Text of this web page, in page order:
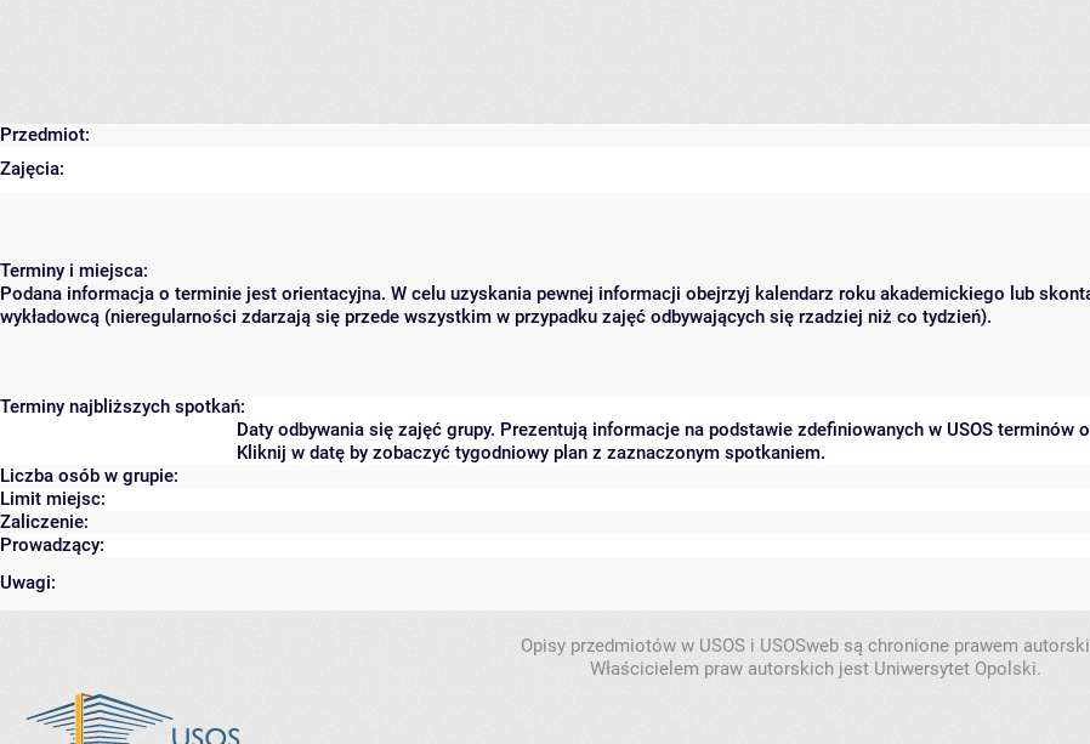
Przedmiot:
Zajęcia:
Terminy i miejsca:
Podana informacja o terminie jest orientacyjna. W celu uzyskania pewnej informacji obejrzyj kalendarz roku akademickiego lub
wykładowcą (nieregularności zdarzają się przede wszystkim w przypadku zajęć odbywających się rzadziej niż co tydzień).
Terminy najbliższych spotkań:
Daty odbywania się zajęć grupy. Prezentują informacje na podstawie zdefiniowanych w USOS terminów
Kliknij w datę by zobaczyć tygodniowy plan z zaznaczonym spotkaniem.
Liczba osób w grupie:
Limit miejsc:
Zaliczenie:
Prowadzący:
Uwagi:
Opisy przedmiotów w USOS i USOSweb są chronione prawem
Właścicielem praw autorskich jest Uniwersytet Opolski.